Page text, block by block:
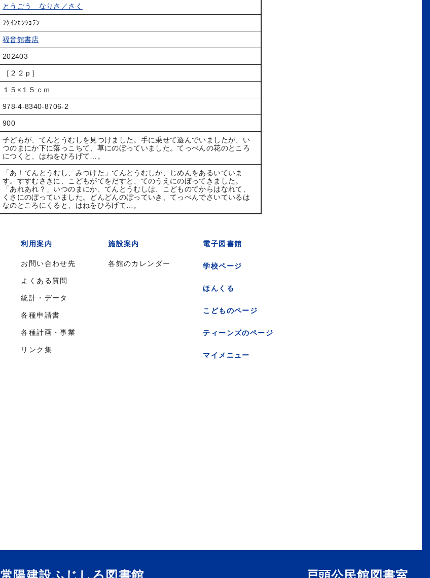
とうごう なりさ／さく
ﾌｸｲﾝｶﾝｼｮﾃﾝ
福音館書店
202403
［２２ｐ］
１５×１５ｃｍ
978-4-8340-8706-2
900
子どもが、てんとうむしを見つけました。手に乗せて遊んでいましたが、い
つのまにか下に落っこちて、草にのぼっていました。てっぺんの花のところ
につくと、はねをひろげて…。
「あ！てんとうむし、みつけた」てんとうむしが、じめんをあるいていま
す。すすむさきに、こどもがてをだすと、てのうえにのぼってきました。
「あれあれ？」いつのまにか、てんとうむしは、こどものてからはなれて、
くさにのぼっていました。どんどんのぼっていき、てっぺんでさいているは
なのところにくると、はねをひろげて…。
利用案内
お問い合わせ先
よくある質問
統計・データ
各種申請書
各種計画・事業
リンク集
施設案内
各館のカレンダー
電子図書館
学校ページ
ほんくる
こどものページ
ティーンズのページ
マイメニュー
常陽建設ふじしろ図書館 戸頭公民館図書室